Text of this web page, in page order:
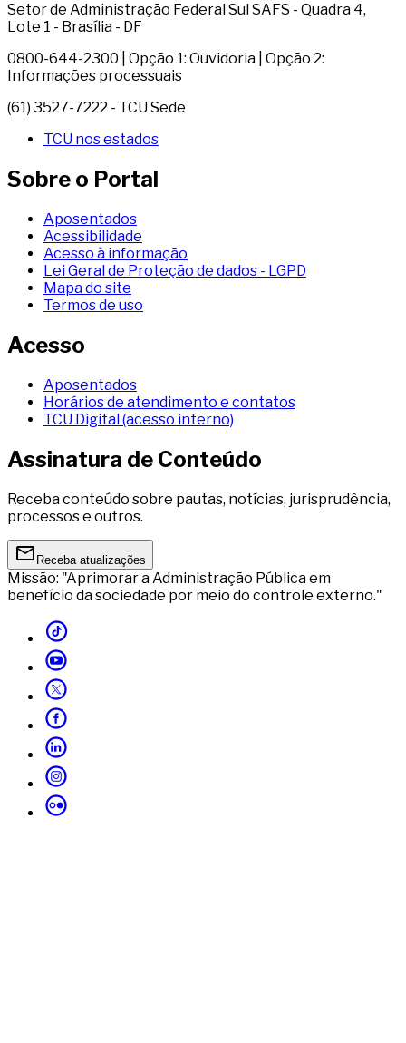
Setor de Administração Federal Sul SAFS - Quadra 4,
Lote 1 - Brasília - DF
0800-644-2300 | Opção 1: Ouvidoria | Opção 2:
Informações processuais
(61) 3527-7222 - TCU Sede
TCU nos estados
Sobre o Portal
Aposentados
Acessibilidade
Acesso à informação
Lei Geral de Proteção de dados - LGPD
Mapa do site
Termos de uso
Acesso
Aposentados
Horários de atendimento e contatos
TCU Digital (acesso interno)
Assinatura de Conteúdo
Receba conteúdo sobre pautas, notícias, jurisprudência,
processos e outros.
Receba atualizações
Missão: "Aprimorar a Administração Pública em
benefício da sociedade por meio do controle externo."